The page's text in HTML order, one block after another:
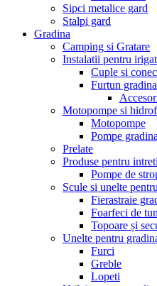
Sipci metalice gard
Stalpi gard
Gradina
Camping si Gratare
Instalatii pentru
Cuple si
Furtun gradina
Motopompe si
Motopompe
Pompe gradina
Prelate
Produse pentru
Pompe de
Scule si unelte
Fierastraie
Foarfeci de
Topoare și
Unelte pentru
Furci
Greble
Lopeti